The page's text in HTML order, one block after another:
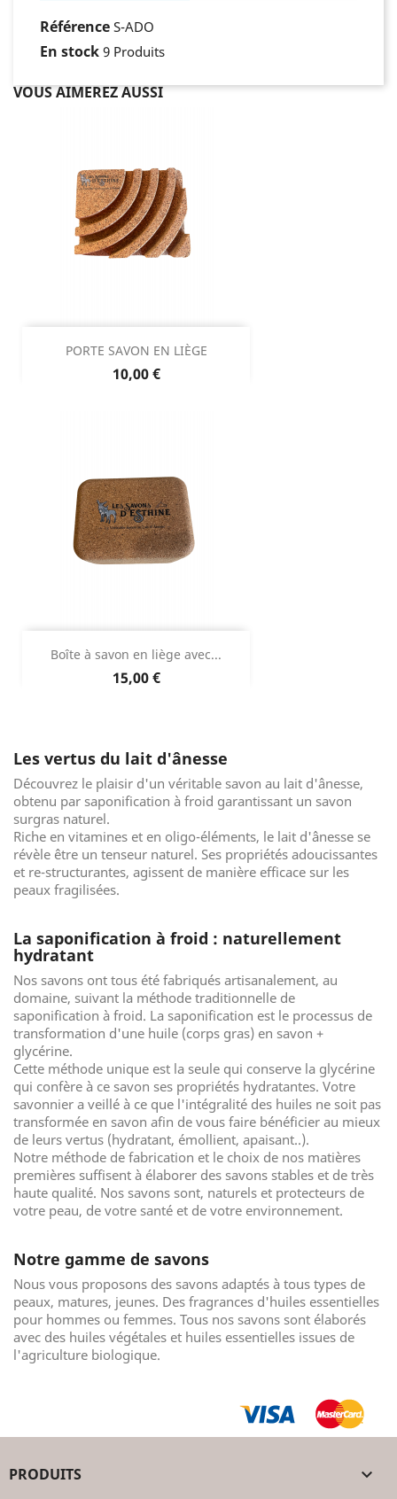
Référence S-ADO
En stock 9 Produits
VOUS AIMEREZ AUSSI
PORTE SAVON EN LIÈGE
Prix
10,00 €
Boîte à savon en liège avec...
Prix
15,00 €
Les vertus du lait d'ânesse
Découvrez le plaisir d'un véritable savon au lait d'ânesse,
obtenu par saponification à froid garantissant un savon
surgras naturel.
Riche en vitamines et en oligo-éléments, le lait d'ânesse se
révèle être un tenseur naturel. Ses propriétés adoucissantes
et re-structurantes, agissent de manière efficace sur les
peaux fragilisées.
La saponification à froid : naturellement
hydratant
Nos savons ont tous été fabriqués artisanalement, au
domaine, suivant la méthode traditionnelle de
saponification à froid. La saponification est le processus de
transformation d'une huile (corps gras) en savon +
glycérine.
Cette méthode unique est la seule qui conserve la glycérine
qui confère à ce savon ses propriétés hydratantes. Votre
savonnier a veillé à ce que l'intégralité des huiles ne soit pas
transformée en savon afin de vous faire bénéficier au mieux
de leurs vertus (hydratant, émollient, apaisant..).
Notre méthode de fabrication et le choix de nos matières
premières suffisent à élaborer des savons stables et de très
haute qualité. Nos savons sont, naturels et protecteurs de
votre peau, de votre santé et de votre environnement.
Notre gamme de savons
Nous vous proposons des savons adaptés à tous types de
peaux, matures, jeunes. Des fragrances d'huiles essentielles
pour hommes ou femmes. Tous nos savons sont élaborés
avec des huiles végétales et huiles essentielles issues de
l'agriculture biologique.
PRODUITS 